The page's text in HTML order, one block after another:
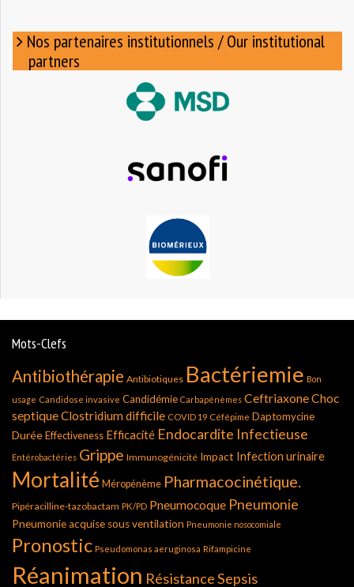
Nos partenaires institutionnels / Our institutional
partners
Mots-Clefs
Antibiothérapie Antibiotiques Bactériemie Bon
usage Candidose invasive Candidémie Carbapénèmes CeftriaxoneChoc
septiqueClostridium difficile COVID 19 Céfépime Daptomycine
Durée Effectiveness Efficacité Endocardite Infectieuse
Entérobactéries Grippe Immunogénicité Impact Infection urinaire
Mortalité Méropénème Pharmacocinétique.
Pipéracilline-tazobactam PK/PD Pneumocoque Pneumonie
Pneumonie acquise sous ventilation Pneumonie nosocomiale
Pronostic Pseudomonas aeruginosa Rifampicine
Réanimation RésistanceSepsis